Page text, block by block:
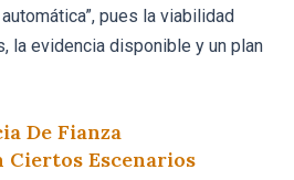
pues la viabilidad
la evidencia disponible y un plan
De Fianza
Ciertos Escenarios